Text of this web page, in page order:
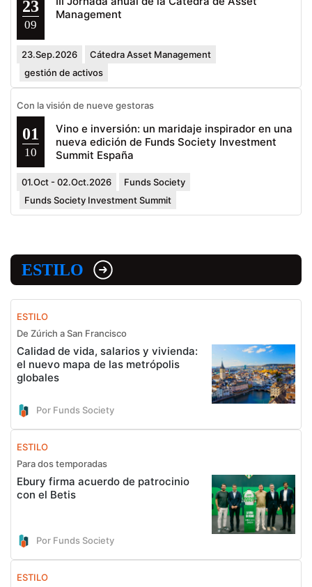
23
09
Management
23.Sep.2026
Cátedra Asset Management
gestión de activos
Con la visión de nueve gestoras
01
10
Vino e inversión: un maridaje inspirador en una
nueva edición de Funds Society Investment
Summit España
01.Oct - 02.Oct.2026
Funds Society
Funds Society Investment Summit
ESTILO
ESTILO
De Zúrich a San Francisco
Calidad de vida, salarios y vivienda:
el nuevo mapa de las metrópolis
globales
Por Funds Society
ESTILO
Para dos temporadas
Ebury firma acuerdo de patrocinio
con el Betis
Por Funds Society
ESTILO